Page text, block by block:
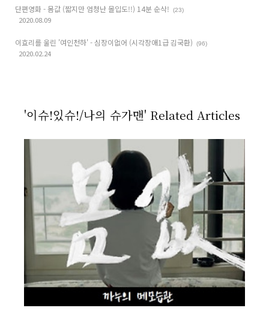
단편영화 - 몸값 (짧지만 엄청난 몰입도!!) 14분 순삭!
(23)
2020.08.09
이효리를 울린 '여인천하' - 심장이없어 (시각장애1급 김국환) (96)
2020.02.24
'이슈!있슈!/나의 슈가맨' Related Articles